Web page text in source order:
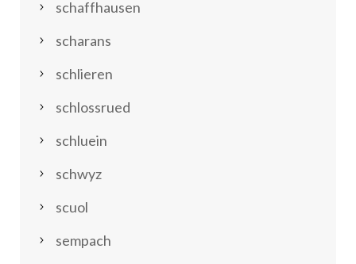
schaffhausen
scharans
schlieren
schlossrued
schluein
schwyz
scuol
sempach